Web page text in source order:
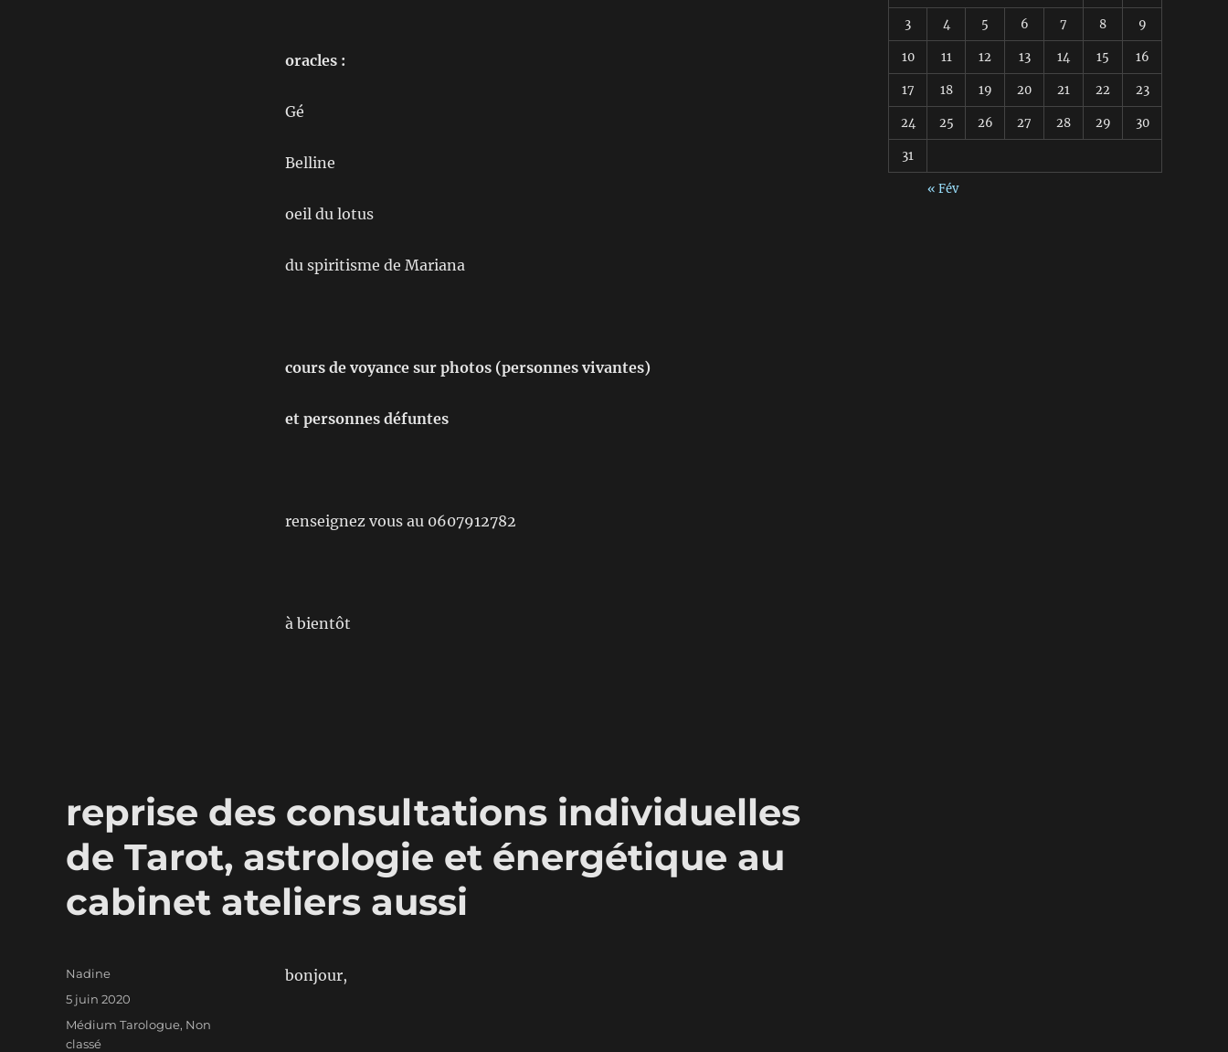
oracles :
Gé
Belline
oeil du lotus
du spiritisme de Mariana
cours de voyance sur photos (personnes vivantes)
et personnes défuntes
renseignez vous au 0607912782
à bientôt
reprise des consultations individuelles
de Tarot, astrologie et énergétique au
cabinet ateliers aussi
bonjour,
Auteur
Nadine
Publié
5 juin 2020
Catégories
Médium Tarologue, Non
classé
3 4 5 6 7 8 9
10 11 12 13 14 15 16
17 18 19 20 21 22 23
24 25 26 27 28 29 30
31
« Fév